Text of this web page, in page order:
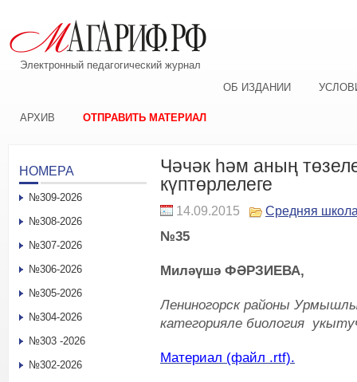
Электронный педагогический журнал
ОБ ИЗДАНИИ
АРХИВ ОТПРАВИТЬ МАТЕРИАЛ
Чәчәк һәм аның
күптөрлелеге
14.09.2015 Средняя
№35
Миләүшә ФӘРЗИЕВА,
Лениногорск районы
категорияле биология
Материал (файл .rtf).
НОМЕРА
№309-2026
№308-2026
№307-2026
№306-2026
№305-2026
№304-2026
№303 -2026
№302-2026